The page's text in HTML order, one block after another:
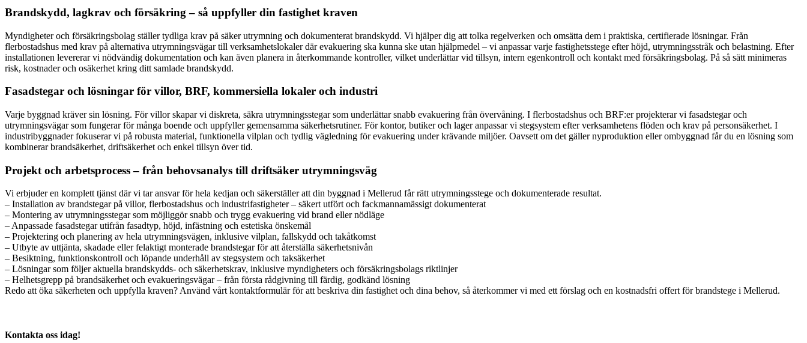
Brandskydd, lagkrav och försäkring – så uppfyller din fastighet kraven
Myndigheter och försäkringsbolag ställer tydliga krav på säker utrymning och dokumenterat brandskydd. Vi hjälper dig att tolka regelverken och omsätta dem i praktiska, certifierade lösningar. Från
flerbostadshus med krav på alternativa utrymningsvägar till verksamhetslokaler där evakuering ska kunna ske utan hjälpmedel – vi anpassar varje fastighetsstege efter höjd, utrymningsstråk och belastning. Efter
installationen levererar vi nödvändig dokumentation och kan även planera in återkommande kontroller, vilket underlättar vid tillsyn, intern egenkontroll och kontakt med försäkringsbolag. På så sätt minimeras
risk, kostnader och osäkerhet kring ditt samlade brandskydd.
Fasadstegar och lösningar för villor, BRF, kommersiella lokaler och industri
Varje byggnad kräver sin lösning. För villor skapar vi diskreta, säkra utrymningsstegar som underlättar snabb evakuering från övervåning. I flerbostadshus och BRF:er projekterar vi fasadstegar och
utrymningsvägar som fungerar för många boende och uppfyller gemensamma säkerhetsrutiner. För kontor, butiker och lager anpassar vi stegsystem efter verksamhetens flöden och krav på personsäkerhet. I
industribyggnader fokuserar vi på robusta material, funktionella vilplan och tydlig vägledning för evakuering under krävande miljöer. Oavsett om det gäller nyproduktion eller ombyggnad får du en lösning som
kombinerar brandsäkerhet, driftsäkerhet och enkel tillsyn över tid.
Projekt och arbetsprocess – från behovsanalys till driftsäker utrymningsväg
Vi erbjuder en komplett tjänst där vi tar ansvar för hela kedjan och säkerställer att din byggnad i Mellerud får rätt utrymningsstege och dokumenterade resultat.
– Installation av brandstegar på villor, flerbostadshus och industrifastigheter – säkert utfört och fackmannamässigt dokumenterat
– Montering av utrymningsstegar som möjliggör snabb och trygg evakuering vid brand eller nödläge
– Anpassade fasadstegar utifrån fasadtyp, höjd, infästning och estetiska önskemål
– Projektering och planering av hela utrymningsvägen, inklusive vilplan, fallskydd och takåtkomst
– Utbyte av uttjänta, skadade eller felaktigt monterade brandstegar för att återställa säkerhetsnivån
– Besiktning, funktionskontroll och löpande underhåll av stegsystem och taksäkerhet
– Lösningar som följer aktuella brandskydds- och säkerhetskrav, inklusive myndigheters och försäkringsbolags riktlinjer
– Helhetsgrepp på brandsäkerhet och evakueringsvägar – från första rådgivning till färdig, godkänd lösning
Redo att öka säkerheten och uppfylla kraven? Använd vårt kontaktformulär för att beskriva din fastighet och dina behov, så återkommer vi med ett förslag och en kostnadsfri offert för brandstege i Mellerud.
Kontakta oss idag!